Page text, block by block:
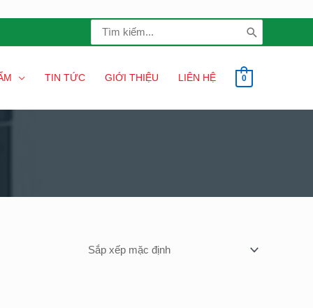
Search
for:
TIN TỨC GIỚI THIỆU LIÊN HỆ 0